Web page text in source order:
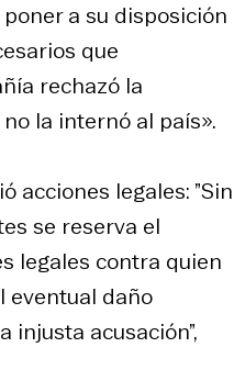
a su disposición
que
rechazó la
la internó al país».
acciones legales: ”Sin
se reserva el
legales contra quien
eventual daño
injusta acusación”,